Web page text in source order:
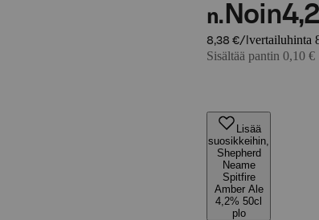
n. Noin
8,38 €/l vertailuhinta
Sisältää pantin 0,10 €
Lisää
suosikkeihin,
Shepherd
Neame
Spitfire
Amber Ale
4,2% 50cl
plo